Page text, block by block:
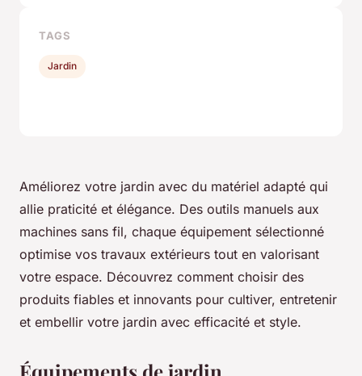
Améliorez votre jardin avec du matériel adapté qui
allie praticité et élégance. Des outils manuels aux
machines sans fil, chaque équipement sélectionné
optimise vos travaux extérieurs tout en valorisant
votre espace. Découvrez comment choisir des
produits fiables et innovants pour cultiver, entretenir
et embellir votre jardin avec efficacité et style.
TAGS
Jardin